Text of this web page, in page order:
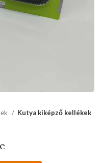
Kutya kiképző kellékek